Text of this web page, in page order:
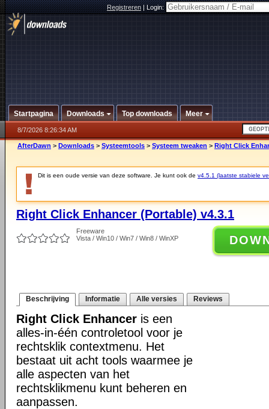
Registreren|Login:
Startpagina Downloads Top downloads Meer
8/7/2026 8:26:34 AM
AfterDawn > Downloads > Systeemtools > Systeem tweaken > Right Click
Dit is een oude versie van deze software. Je kunt ook de v4.5.1 (laatste stabiele
Right Click Enhancer (Portable) v4.3.1
Freeware
Vista / Win10 / Win7 / Win8 / WinXP
Beschrijving Informatie Alle versies Reviews
Right Click Enhancer is een
alles-in-één controletool voor je
rechtsklik contextmenu. Het
bestaat uit acht tools waarmee je
alle aspecten van het
rechtsklikmenu kunt beheren en
aanpassen.